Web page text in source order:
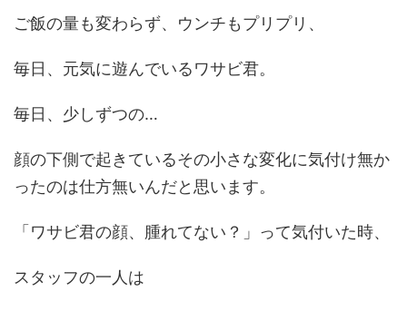
ご飯の量も変わらず、ウンチもプリプリ、
毎日、元気に遊んでいるワサビ君。
毎日、少しずつの…
顔の下側で起きているその小さな変化に気付け無か
ったのは仕方無いんだと思います。
「ワサビ君の顔、腫れてない？」って気付いた時、
スタッフの一人は